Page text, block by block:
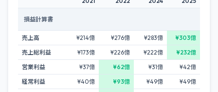
損益計算書
売上高 ¥214億 ¥276億 ¥283億
¥303億
売上総利益
¥173億 ¥226億 ¥222億
¥232億
営業利益
¥37億 ¥62億 ¥31億
¥42億
経常利益
¥40億 ¥93億 ¥49億
¥49億